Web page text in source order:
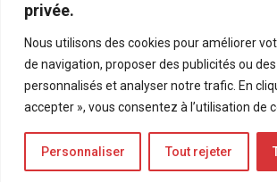
privée.
Nous utilisons des cookies pour améliorer
de navigation, proposer des publicités ou
personnalisés et analyser notre trafic. En
accepter », vous consentez à l’utilisation de
Personnaliser Tout rejeter
Mentions légales Politique de confidentialité
Bluesky
LinkedIn
Twitter
© Forces Operations Blog - 2022